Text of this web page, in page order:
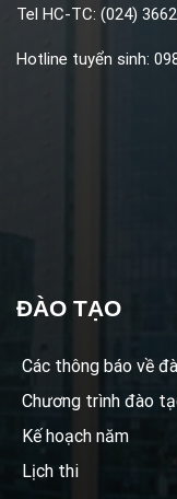
Tel HC-TC: (024)
Hotline tuyển sinh:
ĐÀO TẠO
Các thông báo về
Chương trình đào
Kế hoạch năm
Lịch thi